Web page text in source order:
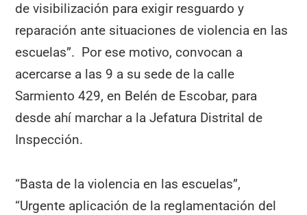
de visibilización para exigir resguardo y
reparación ante situaciones de violencia en las
escuelas”. Por ese motivo, convocan a
acercarse a las 9 a su sede de la calle
Sarmiento 429, en Belén de Escobar, para
desde ahí marchar a la Jefatura Distrital de
Inspección.
“Basta de la violencia en las escuelas”,
“Urgente aplicación de la reglamentación del